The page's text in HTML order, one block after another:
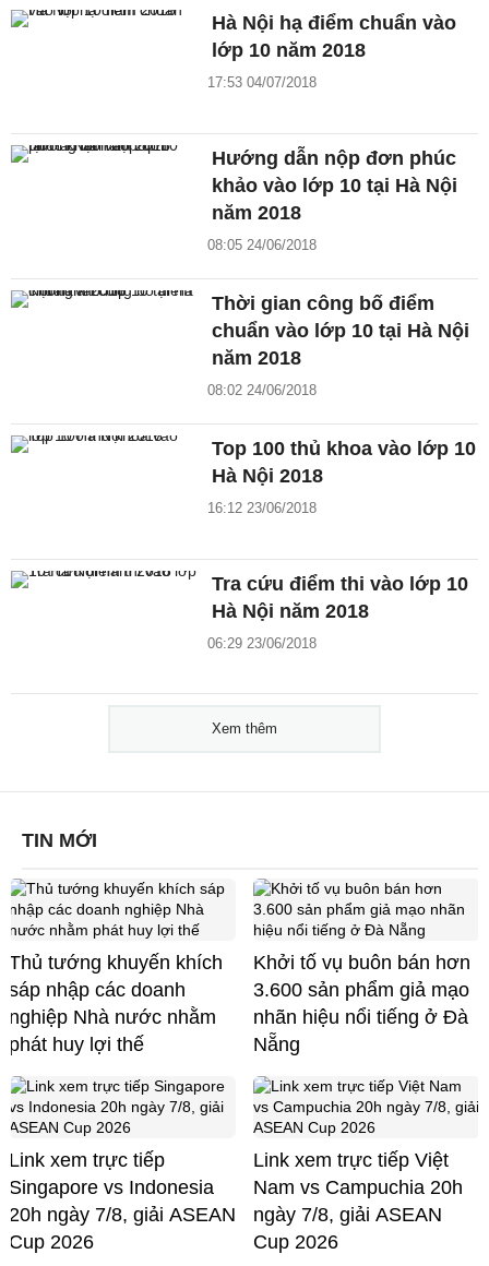
Hà Nội hạ điểm chuẩn vào
lớp 10 năm 2018
17:53 04/07/2018
Hướng dẫn nộp đơn phúc
khảo vào lớp 10 tại Hà Nội
năm 2018
08:05 24/06/2018
Thời gian công bố điểm
chuẩn vào lớp 10 tại Hà Nội
năm 2018
08:02 24/06/2018
Top 100 thủ khoa vào lớp 10
Hà Nội 2018
16:12 23/06/2018
Tra cứu điểm thi vào lớp 10
Hà Nội năm 2018
06:29 23/06/2018
Xem thêm
TIN MỚI
Thủ tướng khuyến khích
sáp nhập các doanh
nghiệp Nhà nước nhằm
phát huy lợi thế
Khởi tố vụ buôn bán hơn
3.600 sản phẩm giả mạo
nhãn hiệu nổi tiếng ở Đà
Nẵng
Link xem trực tiếp
Singapore vs Indonesia
20h ngày 7/8, giải ASEAN
Cup 2026
Link xem trực tiếp Việt
Nam vs Campuchia 20h
ngày 7/8, giải ASEAN
Cup 2026